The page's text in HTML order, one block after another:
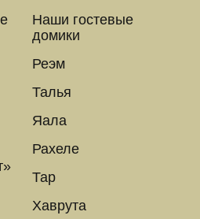
Наши гостевые
домики
Реэм
Талья
Яала
Рахеле
Тар
Хаврута